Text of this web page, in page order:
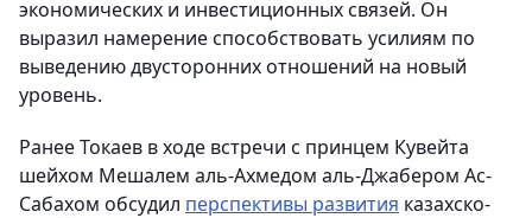
экономических и инвестиционных связей. Он
выразил намерение способствовать усилиям по
выведению двусторонних отношений на новый
уровень.
Ранее Токаев в ходе встречи с принцем Кувейта
шейхом Мешалем аль-Ахмедом аль-Джабером Ас-
Сабахом обсудил перспективы развития казахско-